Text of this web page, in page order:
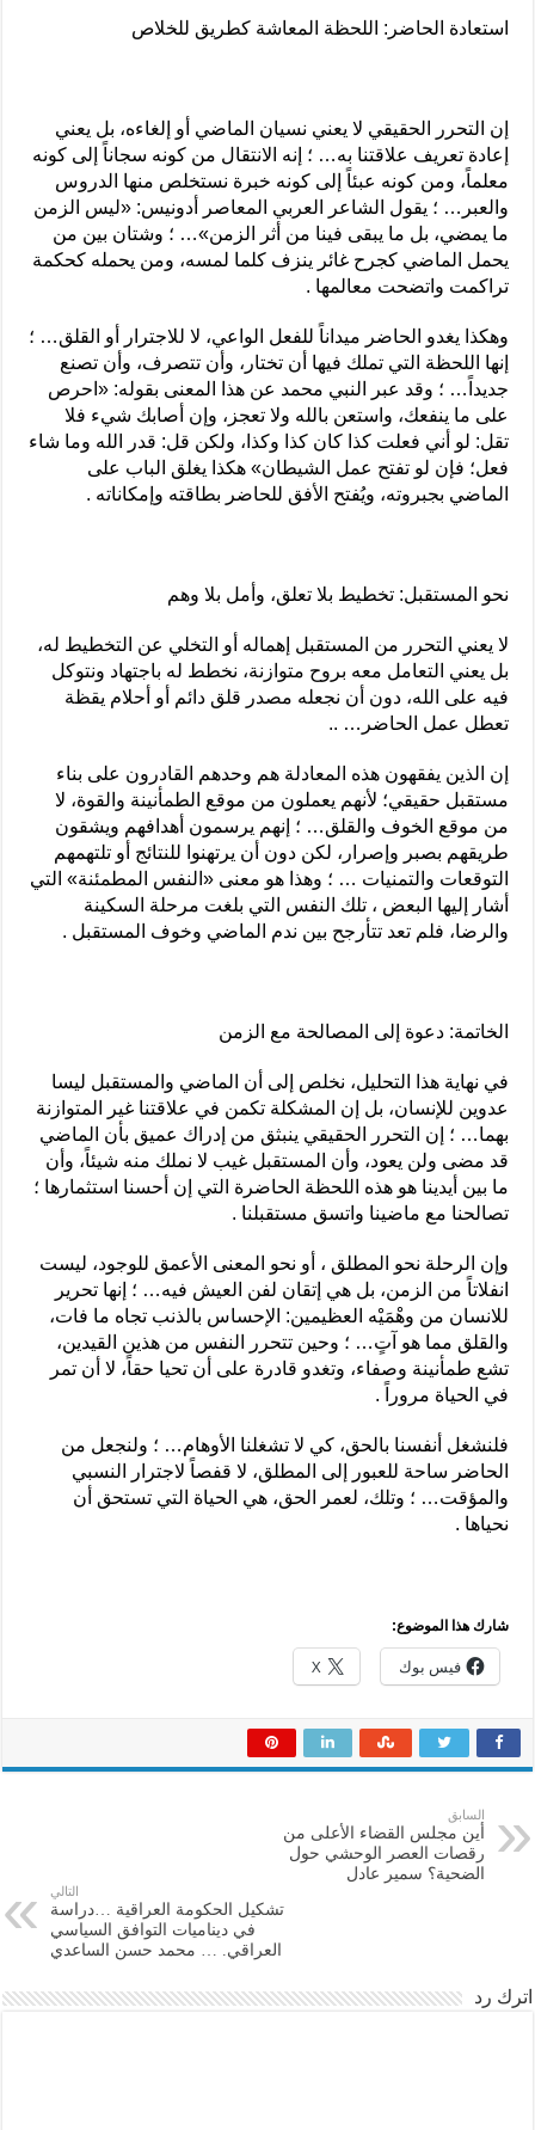
استعادة الحاضر: اللحظة المعاشة كطريق للخلاص
إن التحرر الحقيقي لا يعني نسيان الماضي أو إلغاءه، بل يعني
إعادة تعريف علاقتنا به… ؛ إنه الانتقال من كونه سجاناً إلى كونه
معلماً، ومن كونه عبئاً إلى كونه خبرة نستخلص منها الدروس
والعبر… ؛ يقول الشاعر العربي المعاصر أدونيس: «ليس الزمن
ما يمضي، بل ما يبقى فينا من أثر الزمن»… ؛ وشتان بين من
يحمل الماضي كجرح غائر ينزف كلما لمسه، ومن يحمله كحكمة
تراكمت واتضحت معالمها .
وهكذا يغدو الحاضر ميداناً للفعل الواعي، لا للاجترار أو القلق… ؛
إنها اللحظة التي تملك فيها أن تختار، وأن تتصرف، وأن تصنع
جديداً… ؛ وقد عبر النبي محمد عن هذا المعنى بقوله: «احرص
على ما ينفعك، واستعن بالله ولا تعجز، وإن أصابك شيء فلا
تقل: لو أني فعلت كذا كان كذا وكذا، ولكن قل: قدر الله وما شاء
فعل؛ فإن لو تفتح عمل الشيطان» هكذا يغلق الباب على
الماضي بجبروته، ويُفتح الأفق للحاضر بطاقته وإمكاناته .
نحو المستقبل: تخطيط بلا تعلق، وأمل بلا وهم
لا يعني التحرر من المستقبل إهماله أو التخلي عن التخطيط له،
بل يعني التعامل معه بروح متوازنة، نخطط له باجتهاد ونتوكل
فيه على الله، دون أن نجعله مصدر قلق دائم أو أحلام يقظة
تعطل عمل الحاضر… ..
إن الذين يفقهون هذه المعادلة هم وحدهم القادرون على بناء
مستقبل حقيقي؛ لأنهم يعملون من موقع الطمأنينة والقوة، لا
من موقع الخوف والقلق… ؛ إنهم يرسمون أهدافهم ويشقون
طريقهم بصبر وإصرار، لكن دون أن يرتهنوا للنتائج أو تلتهمهم
التوقعات والتمنيات … ؛ وهذا هو معنى «النفس المطمئنة» التي
أشار إليها البعض ، تلك النفس التي بلغت مرحلة السكينة
والرضا، فلم تعد تتأرجح بين ندم الماضي وخوف المستقبل .
الخاتمة: دعوة إلى المصالحة مع الزمن
في نهاية هذا التحليل، نخلص إلى أن الماضي والمستقبل ليسا
عدوين للإنسان، بل إن المشكلة تكمن في علاقتنا غير المتوازنة
بهما… ؛ إن التحرر الحقيقي ينبثق من إدراك عميق بأن الماضي
قد مضى ولن يعود، وأن المستقبل غيب لا نملك منه شيئاً، وأن
ما بين أيدينا هو هذه اللحظة الحاضرة التي إن أحسنا استثمارها ؛
تصالحنا مع ماضينا واتسق مستقبلنا .
وإن الرحلة نحو المطلق ، أو نحو المعنى الأعمق للوجود، ليست
انفلاتاً من الزمن، بل هي إتقان لفن العيش فيه… ؛ إنها تحرير
للانسان من وهْمَيْه العظيمين: الإحساس بالذنب تجاه ما فات،
والقلق مما هو آتٍ… ؛ وحين تتحرر النفس من هذين القيدين،
تشع طمأنينة وصفاء، وتغدو قادرة على أن تحيا حقاً، لا أن تمر
في الحياة مروراً .
فلنشغل أنفسنا بالحق، كي لا تشغلنا الأوهام… ؛ ولنجعل من
الحاضر ساحة للعبور إلى المطلق، لا قفصاً لاجترار النسبي
والمؤقت… ؛ وتلك، لعمر الحق، هي الحياة التي تستحق أن
نحياها .
شارك هذا الموضوع:
فيس بوك X
السابق
أين مجلس القضاء الأعلى من
رقصات العصر الوحشي حول
الضحية؟ سمير عادل
التالي
تشكيل الحكومة العراقية …دراسة
في ديناميات التوافق السياسي
العراقي. … محمد حسن الساعدي
اترك رد